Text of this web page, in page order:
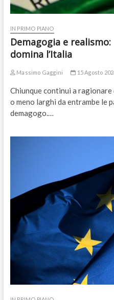
IN PRIMO PIANO
Demagogia e
domina l’Italia
Massimo Gaggini 15 Agosto
Chiunque continui a
o meno larghi da entrambe le
demagogo.…